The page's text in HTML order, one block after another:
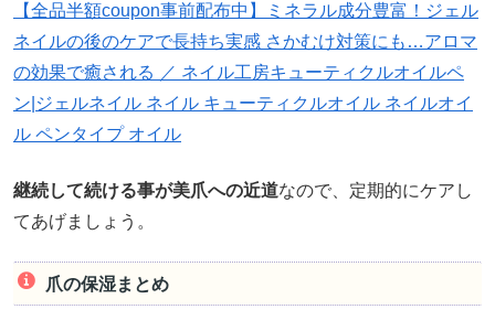
【全品半額coupon事前配布中】ミネラル成分豊富！ジェル
ネイルの後のケアで長持ち実感 さかむけ対策にも…アロマ
の効果で癒される ／ ネイル工房キューティクルオイルペ
ン|ジェルネイル ネイル キューティクルオイル ネイルオイ
ル ペンタイプ オイル
継続して続ける事が美爪への近道なので、定期的にケアし
てあげましょう。
爪の保湿まとめ